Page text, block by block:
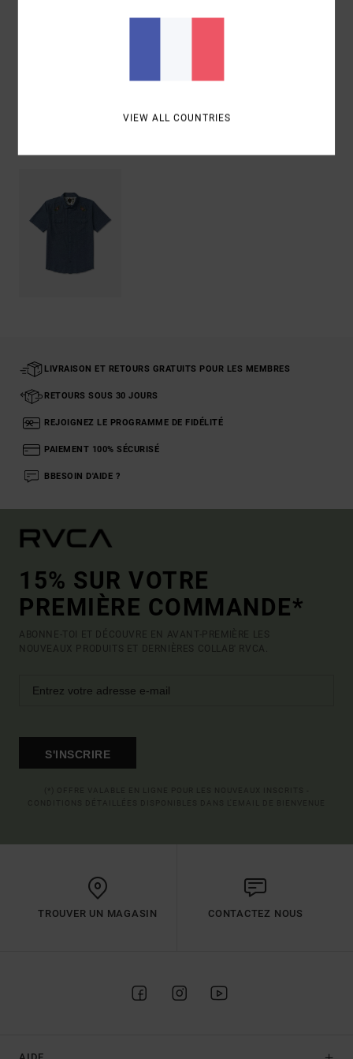
Traçabilité du produit (Loi Agec)
LIVRAISON ET RETOURS GRATUITS POUR LES MEMBRES
RETOURS SOUS 30 JOURS
REJOIGNEZ LE PROGRAMME DE FIDÉLITÉ
PAIEMENT 100% SÉCURISÉ
BBESOIN D'AIDE ?
15% SUR VOTRE
PREMIÈRE COMMANDE*
ABONNE-TOI ET DÉCOUVRE EN AVANT-PREMIÈRE LES
NOUVEAUX PRODUITS ET DERNIÈRES COLLAB' RVCA.
S'INSCRIRE
TROUVER UN MAGASIN CONTACTEZ NOUS
VIEW ALL COUNTRIES